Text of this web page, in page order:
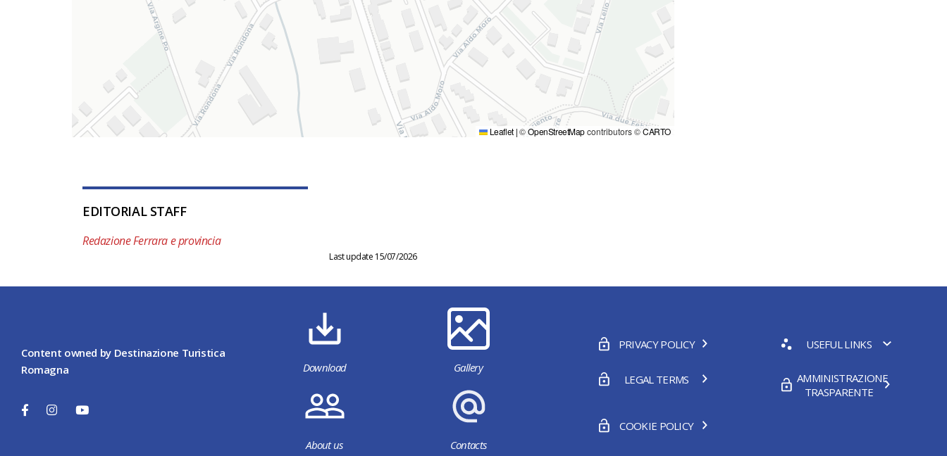
Leaflet |©OpenStreetMapcontributors ©CARTO
EDITORIAL STAFF
Redazione Ferrara e provincia
Last update 15/07/2026
Content owned by Destinazione Turistica
Romagna
Download Gallery
About us Contacts
PRIVACY POLICY USEFUL LINKS
LEGAL TERMS
AMMINISTRAZIONE
TRASPARENTE
COOKIE POLICY